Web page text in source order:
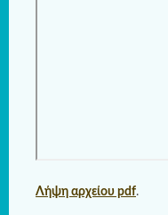
Λήψη αρχείου pdf.